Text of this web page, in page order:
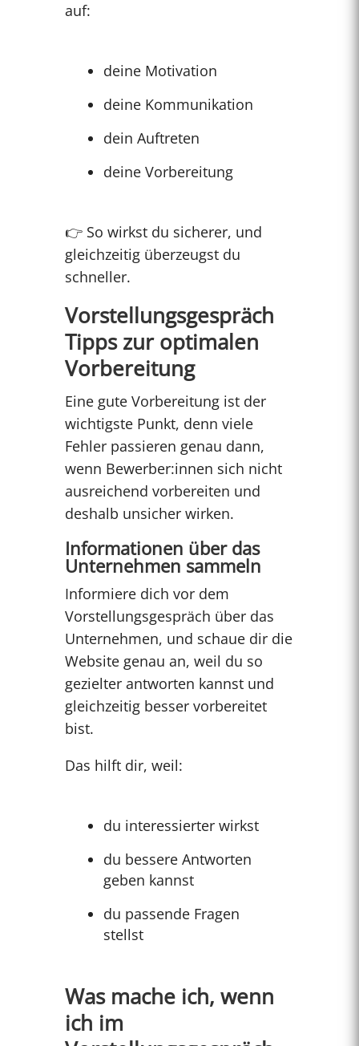
auf:
deine Motivation
deine Kommunikation
dein Auftreten
deine Vorbereitung
👉 So wirkst du sicherer, und
gleichzeitig überzeugst du
schneller.
Vorstellungsgespräch
Tipps zur optimalen
Vorbereitung
Eine gute Vorbereitung ist der
wichtigste Punkt, denn viele
Fehler passieren genau dann,
wenn Bewerber:innen sich nicht
ausreichend vorbereiten und
deshalb unsicher wirken.
Informationen über das
Unternehmen sammeln
Informiere dich vor dem
Vorstellungsgespräch über das
Unternehmen, und schaue dir die
Website genau an, weil du so
gezielter antworten kannst und
gleichzeitig besser vorbereitet
bist.
Das hilft dir, weil:
du interessierter wirkst
du bessere Antworten
geben kannst
du passende Fragen
stellst
Was mache ich, wenn
ich im